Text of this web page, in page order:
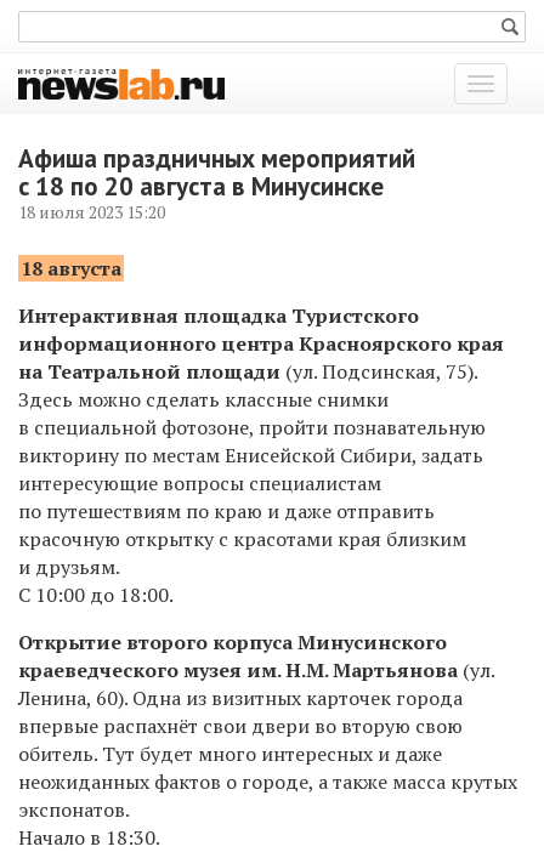
Показать
меню
Афиша праздничных мероприятий
с 18 по 20 августа в Минусинске
18 июля 2023 15:20
18 августа
Интерактивная площадка Туристского
информационного центра Красноярского края
на Театральной площади (ул. Подсинская, 75).
Здесь можно сделать классные снимки
в специальной фотозоне, пройти познавательную
викторину по местам Енисейской Сибири, задать
интересующие вопросы специалистам
по путешествиям по краю и даже отправить
красочную открытку с красотами края близким
и друзьям.
С 10:00 до 18:00.
Открытие второго корпуса Минусинского
краеведческого музея им. Н.М. Мартьянова (ул.
Ленина, 60). Одна из визитных карточек города
впервые распахнёт свои двери во вторую свою
обитель. Тут будет много интересных и даже
неожиданных фактов о городе, а также масса крутых
экспонатов.
Начало в 18:30.